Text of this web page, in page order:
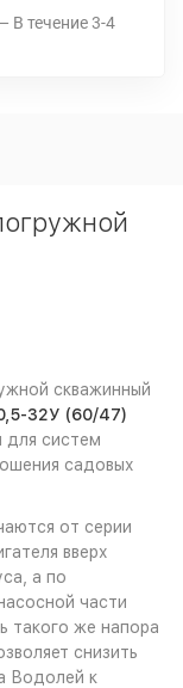
В течение3-4
скважинный
32У (60/47)
для систем
садовых
от серии
вверх
а по
части
такого же напора
снизить
Водолей к